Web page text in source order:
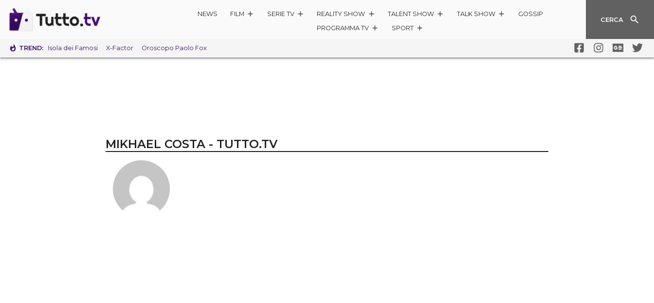
NEWS FILM SERIE TV REALITY SHOW TALENT SHOW TALK SHOW
GOSSIP
PROGRAMMA TV
SPORT
CERCA
TREND: Isola dei Famosi X-Factor Oroscopo Paolo Fox
MIKHAEL COSTA - TUTTO.TV